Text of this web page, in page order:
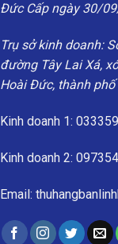
Đức Cấp ngày 30/
Trụ sở kinh doanh:
đường Tây Lai Xá,
Hoài Đức, thành phố
Kinh doanh 1:
Kinh doanh 2:
Email: